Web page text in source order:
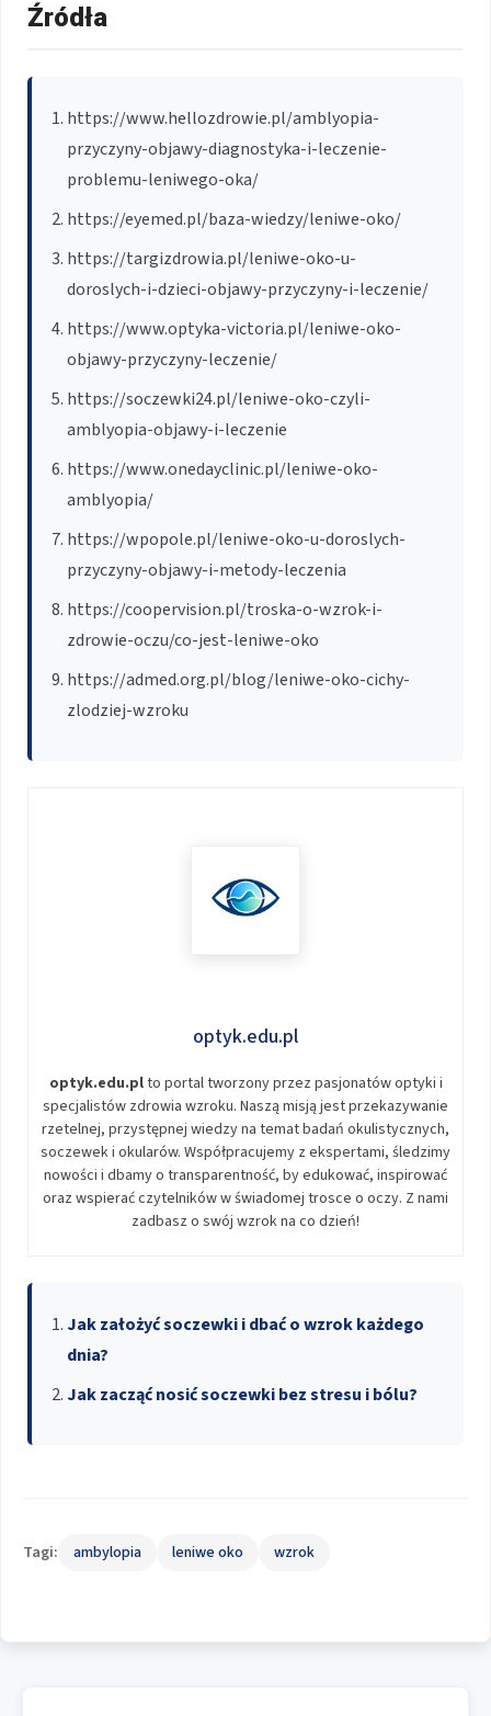
Źródła
https://www.hellozdrowie.pl/amblyopia-
przyczyny-objawy-diagnostyka-i-leczenie-
problemu-leniwego-oka/
https://eyemed.pl/baza-wiedzy/leniwe-oko/
https://targizdrowia.pl/leniwe-oko-u-
doroslych-i-dzieci-objawy-przyczyny-i-leczenie/
https://www.optyka-victoria.pl/leniwe-oko-
objawy-przyczyny-leczenie/
https://soczewki24.pl/leniwe-oko-czyli-
amblyopia-objawy-i-leczenie
https://www.onedayclinic.pl/leniwe-oko-
amblyopia/
https://wpopole.pl/leniwe-oko-u-doroslych-
przyczyny-objawy-i-metody-leczenia
https://coopervision.pl/troska-o-wzrok-i-
zdrowie-oczu/co-jest-leniwe-oko
https://admed.org.pl/blog/leniwe-oko-cichy-
zlodziej-wzroku
optyk.edu.pl
optyk.edu.plto portal tworzony przez pasjonatów optyki i
specjalistów zdrowia wzroku. Naszą misją jest przekazywanie
rzetelnej, przystępnej wiedzy na temat badań okulistycznych,
soczewek i okularów. Współpracujemy z ekspertami, śledzimy
nowości i dbamy o transparentność, by edukować, inspirować
oraz wspierać czytelników w świadomej trosce o oczy. Z nami
zadbasz o swój wzrok na co dzień!
Jak założyć soczewki i dbać o wzrok każdego
dnia?
Jak zacząć nosić soczewki bez stresu i bólu?
Tagi: ambylopia leniwe oko wzrok